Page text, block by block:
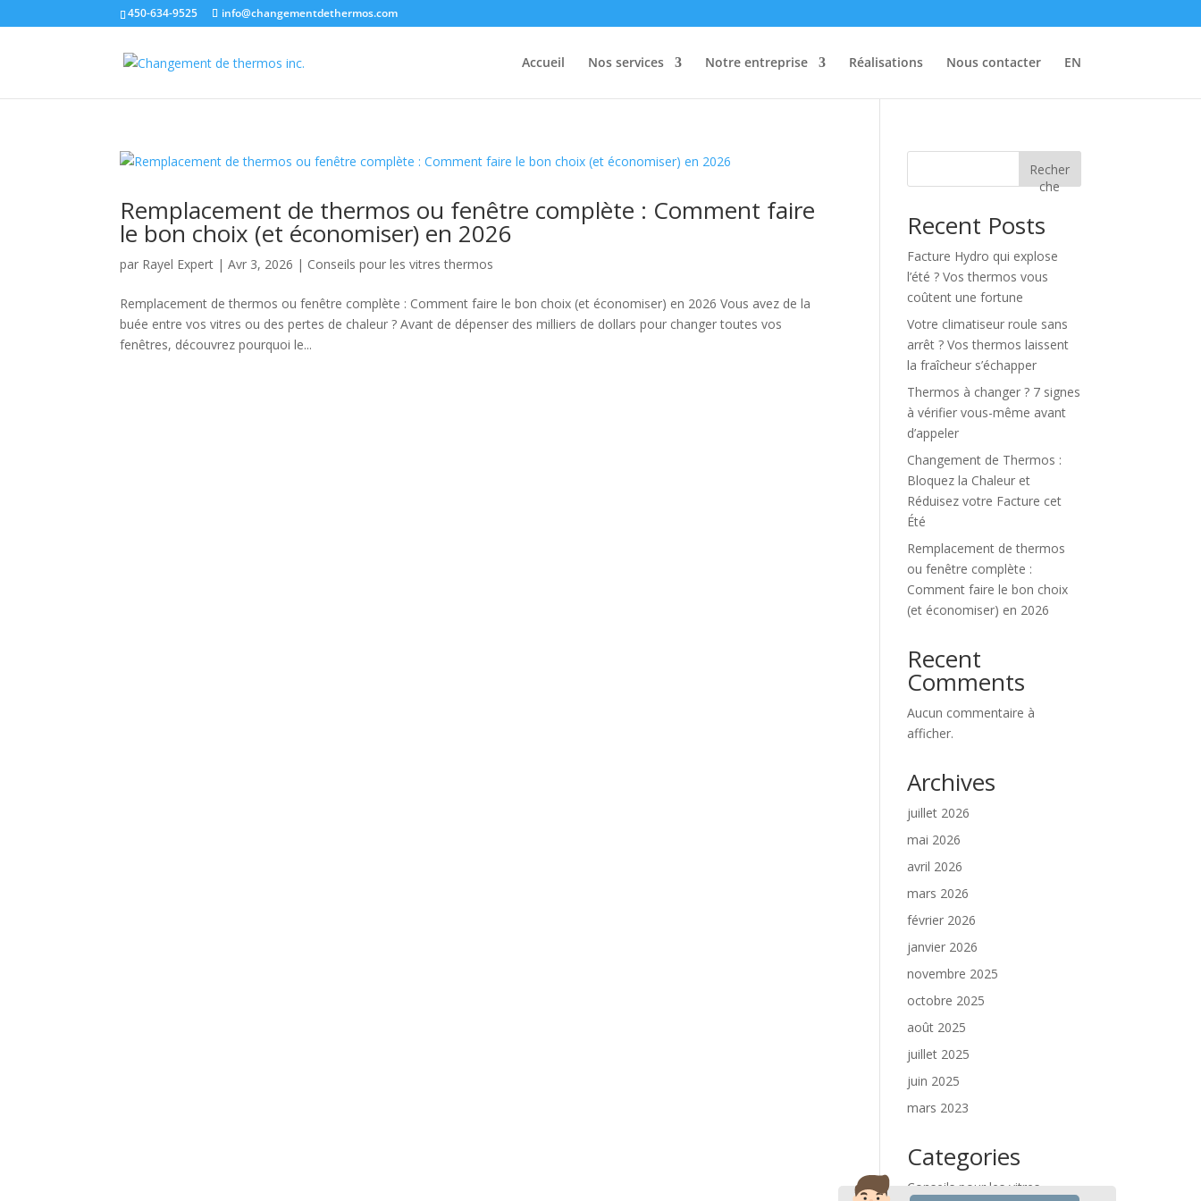
450-634-9525 info@changementdethermos.com
Accueil Nos services Notre entreprise Réalisations Nous contacter EN
Remplacement de thermos ou fenêtre complète : Comment faire
le bon choix (et économiser) en 2026
par Rayel Expert |Avr 3, 2026 | Conseils pour les vitres thermos
Remplacement de thermos ou fenêtre complète : Comment faire le bon choix (et économiser) en 2026 Vous avez de la
buée entre vos vitres ou des pertes de chaleur ? Avant de dépenser des milliers de dollars pour changer toutes vos
fenêtres, découvrez pourquoi le...
Recher
che
Recent Posts
Facture Hydro qui explose
l’été ? Vos thermos vous
coûtent une fortune
Votre climatiseur roule sans
arrêt ? Vos thermos laissent
la fraîcheur s’échapper
Thermos à changer ? 7 signes
à vérifier vous-même avant
d’appeler
Changement de Thermos :
Bloquez la Chaleur et
Réduisez votre Facture cet
Été
Remplacement de thermos
ou fenêtre complète :
Comment faire le bon choix
(et économiser) en 2026
Recent
Comments
Aucun commentaire à
afficher.
Archives
juillet 2026
mai 2026
avril 2026
mars 2026
février 2026
janvier 2026
novembre 2025
octobre 2025
août 2025
juillet 2025
juin 2025
mars 2023
Categories
Conseils pour les vitres